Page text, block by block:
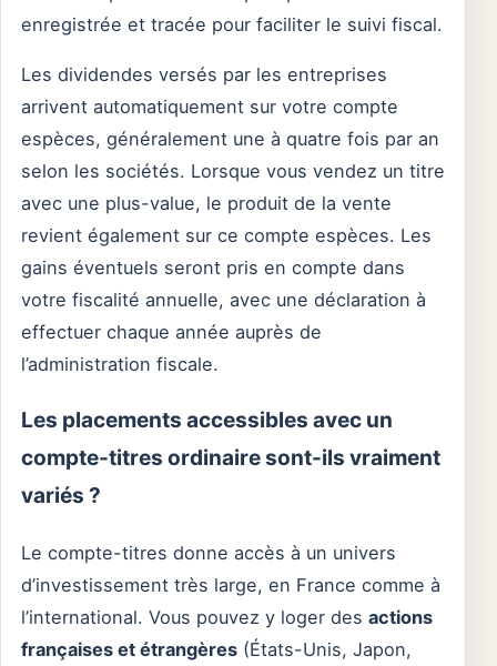
enregistrée et tracée pour faciliter le suivi fiscal.
Les dividendes versés par les entreprises
arrivent automatiquement sur votre compte
espèces, généralement une à quatre fois par an
selon les sociétés. Lorsque vous vendez un titre
avec une plus-value, le produit de la vente
revient également sur ce compte espèces. Les
gains éventuels seront pris en compte dans
votre fiscalité annuelle, avec une déclaration à
effectuer chaque année auprès de
l’administration fiscale.
Les placements accessibles avec un
compte-titres ordinaire sont-ils vraiment
variés ?
Le compte-titres donne accès à un univers
d’investissement très large, en France comme à
l’international. Vous pouvez y loger des actions
françaises et étrangères (États-Unis, Japon,